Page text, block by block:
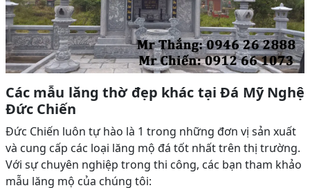
Các mẫu lăng thờ đẹp khác tại Đá Mỹ Nghệ
Đức Chiến
Đức Chiến luôn tự hào là 1 trong những đơn vị sản xuất
và cung cấp các loại lăng mộ đá tốt nhất trên thị trường.
Với sự chuyên nghiệp trong thi công, các bạn tham khảo
mẫu lăng mộ của chúng tôi: